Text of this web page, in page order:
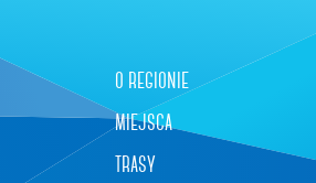
o regionie
miejsca
trasy